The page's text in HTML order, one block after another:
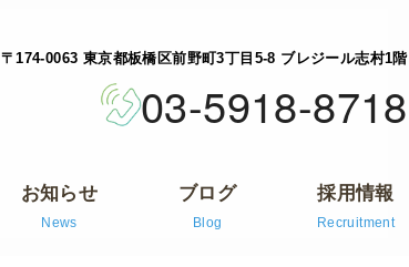
〒174-0063 東京都板橋区前野町3丁目5-8 ブレジール志村1階
03-5918-8718
お知らせ
News
ブログ
Blog
採用情報
Recruitment